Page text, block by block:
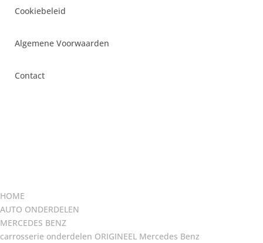
Cookiebeleid
Algemene Voorwaarden
Contact
HOME
AUTO ONDERDELEN
MERCEDES BENZ
carrosserie onderdelen ORIGINEEL Mercedes Benz